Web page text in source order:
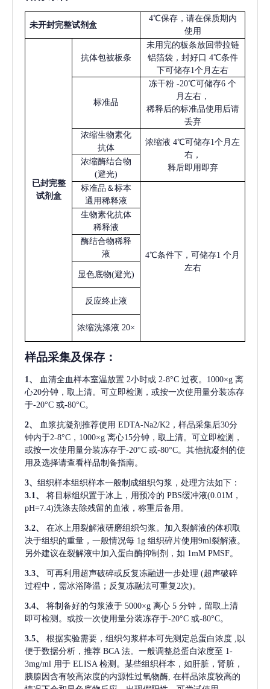
未开封完整试剂盒
4℃保存，请在保质期内
使用
已封完整
试剂盒
抗体包被板条
未用完的板条放回带拉链
铝箔袋，封好口 4℃条件
下可储存1个月左右
标准品
冻干粉 -20℃可储存6 个
月左右，
稀释后的标准品使用后请
丢弃
浓缩生物素化
抗体
浓缩液 4℃可储存1个月左
右，
释后即用即弃
浓缩酶结合物
(避光)
标准品＆标本
通用稀释液
4℃条件下，可储存1 个月
左右
生物素化抗体
稀释液
酶结合物稀释
液
显色底物(避光)
反应终止液
浓缩洗涤液 20×
样品采集及保存 ：
1、 血清全血样本室温放置 2小时或 2-8°C 过夜。1000×g 离
心20分钟，取上清。可立即检测，或按一次使用量分装冻存
于-20°C 或-80°C。
2、 血浆抗凝剂推荐使用 EDTA-Na2/K2，样品采集后30分
钟内于2-8°C，1000×g 离心15分钟，取上清。可立即检测，
或按一次使用量分装冻存于-20°C 或-80°C。其他抗凝剂的使
用及选择请查看样品制备指南。
3、 组织样本组织样本一般制成组织匀浆，处理方法如下：
3.1、
将目标组织置于冰上，用预冷的 PBS缓冲液(0.01M，
pH=7.4)洗涤去除残留的血液，称重后备用。
3.2、
在冰上用裂解液研磨组织匀浆。加入裂解液的体积取
决于组织的重量，一般情况每 1g 组织碎片使用9ml裂解液。
另外建议在裂解液中加入蛋白酶抑制剂，如 1mM PMSF。
3.3、 可再利用超声破碎或反复冻融进一步处理 (超声破碎
过程中，需冰浴降温；反复冻融法可重复2次)。
3.4、 将制备好的匀浆液于 5000×g 离心 5 分钟，留取上清
即可检测。或按一次使用量分装冻存于-20°C 或-80°C。
3.5、 根据实验需要，组织匀浆样本可先测定总蛋白浓度
,以
便于数据分析，推荐 BCA 法。一般调整总蛋白浓度至 1-
3mg/ml 用于 ELISA 检测。某些组织样本，如肝脏，肾脏，
胰腺因含有较高浓度的内源性过氧物酶, 在样品浓度较高的